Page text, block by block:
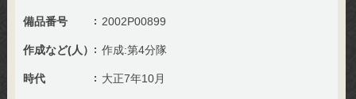
備品番号 2002P00899
作成など(人） 作成:第4分隊
時代 大正7年10月